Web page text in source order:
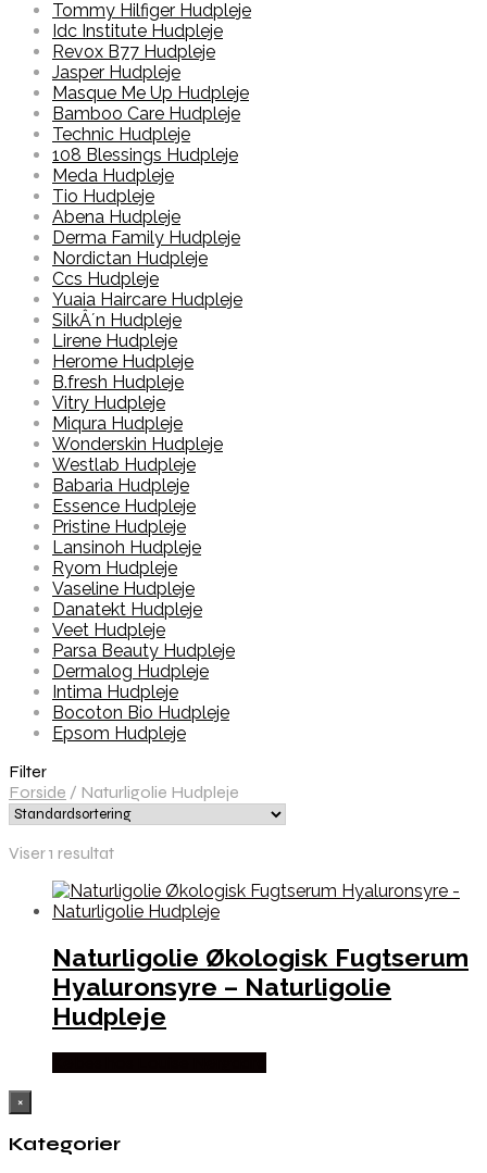
Tommy Hilfiger Hudpleje
Idc Institute Hudpleje
Revox B77 Hudpleje
Jasper Hudpleje
Masque Me Up Hudpleje
Bamboo Care Hudpleje
Technic Hudpleje
108 Blessings Hudpleje
Meda Hudpleje
Tio Hudpleje
Abena Hudpleje
Derma Family Hudpleje
Nordictan Hudpleje
Ccs Hudpleje
Yuaia Haircare Hudpleje
SilkÂ´n Hudpleje
Lirene Hudpleje
Herome Hudpleje
B.fresh Hudpleje
Vitry Hudpleje
Miqura Hudpleje
Wonderskin Hudpleje
Westlab Hudpleje
Babaria Hudpleje
Essence Hudpleje
Pristine Hudpleje
Lansinoh Hudpleje
Ryom Hudpleje
Vaseline Hudpleje
Danatekt Hudpleje
Veet Hudpleje
Parsa Beauty Hudpleje
Dermalog Hudpleje
Intima Hudpleje
Bocoton Bio Hudpleje
Epsom Hudpleje
Filter
Forside / Naturligolie Hudpleje
Viser 1 resultat
Naturligolie Økologisk Fugtserum
Hyaluronsyre – Naturligolie
Hudpleje
×
Kategorier